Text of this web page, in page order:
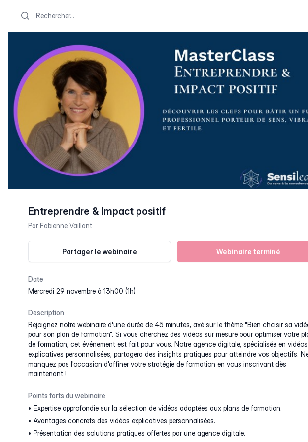
Search
Entreprendre & Impact positif
ParFabienne Vaillant
Partager le webinaire Webinaire terminé
Date
mercredi 29 novembre à 13h00 (1h)
Description
Rejoignez notre webinaire d'une durée de 45 minutes, axé sur le thème "Bien choisir sa
pour son plan de formation". Si vous cherchez des vidéos sur mesure pour optimiser votre
de formation, cet événement est fait pour vous. Notre agence digitale, spécialisée en vidéos
explicatives personnalisées, partagera des insights pratiques pour atteindre vos objectifs.
manquez pas l'occasion d'affiner votre stratégie de formation en vous inscrivant dès
maintenant !
Points forts du webinaire
Expertise approfondie sur la sélection de vidéos adaptées aux plans de formation.
Avantages concrets des vidéos explicatives personnalisées.
Présentation des solutions pratiques offertes par une agence digitale.